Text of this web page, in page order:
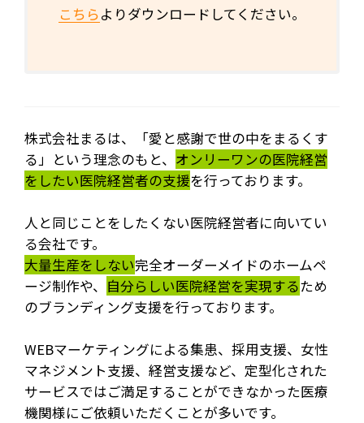
こちらよりダウンロードしてください。
株式会社まるは、「愛と感謝で世の中をまるくす
る」という理念のもと、 オンリーワンの医院経営
をしたい医院経営者の支援を行っております。
人と同じことをしたくない医院経営者に向いてい
る会社です。
大量生産をしない完全オーダーメイドのホームペ
ージ制作や、 自分らしい医院経営を実現するため
のブランディング支援を行っております。
WEBマーケティングによる集患、採用支援、女性
マネジメント支援、経営支援など、定型化された
サービスではご満足することができなかった医療
機関様にご依頼いただくことが多いです。